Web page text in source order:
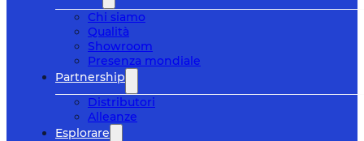
Chi siamo
Qualità
Showroom
Presenza mondiale
Partnership
Distributori
Alleanze
Esplorare